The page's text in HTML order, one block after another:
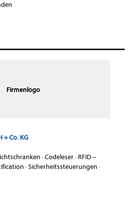
Firmenlogo
+ Co. KG
·Codeleser· RFID –
·Sicherheitssteuerungen ·